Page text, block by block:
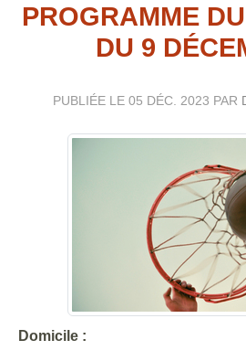
PROGRAMME
DU 9
PUBLIÉE LE 05 DÉC. 2023 PAR
Domicile :